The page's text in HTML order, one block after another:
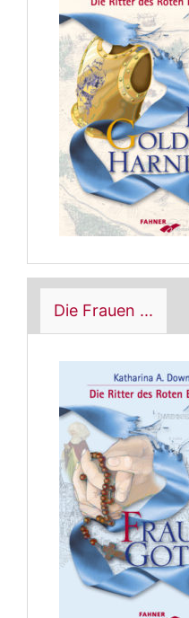
Die Frauen ...